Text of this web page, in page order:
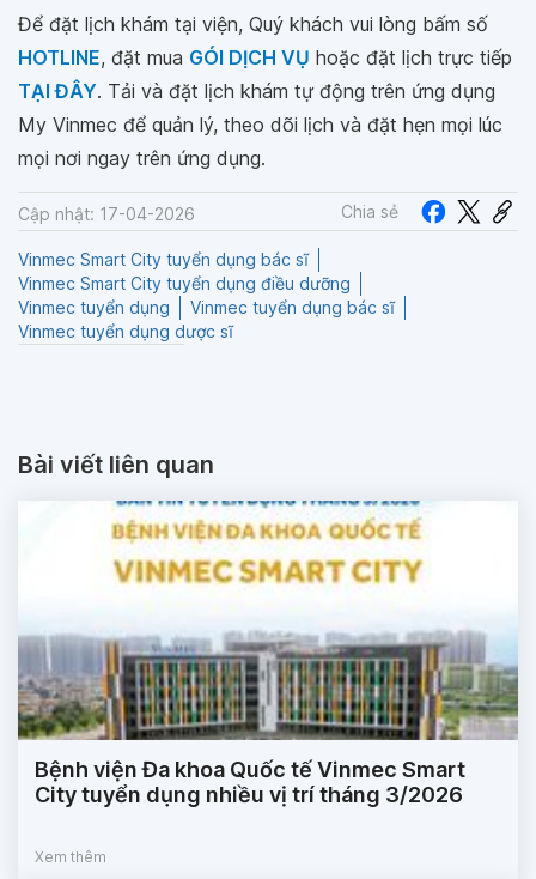
Để đặt lịch khám tại viện, Quý khách vui lòng bấm số
HOTLINE, đặt mua GÓI DỊCH VỤ hoặc đặt lịch trực tiếp
TẠI ĐÂY. Tải và đặt lịch khám tự động trên ứng dụng
My Vinmec để quản lý, theo dõi lịch và đặt hẹn mọi lúc
mọi nơi ngay trên ứng dụng.
Cập nhật: 17-04-2026 Chia sẻ
Vinmec Smart City tuyển dụng bác sĩ
Vinmec Smart City tuyển dụng điều dưỡng
Vinmec tuyển dụng
Vinmec tuyển dụng bác sĩ
Vinmec tuyển dụng dược sĩ
Bài viết liên quan
Bệnh viện Đa khoa Quốc tế Vinmec Smart
City tuyển dụng nhiều vị trí tháng 3/2026
Xem thêm